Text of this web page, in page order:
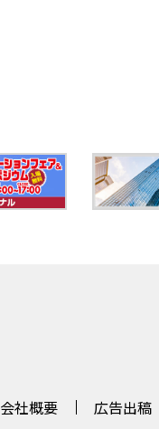
会社概要 広告出稿